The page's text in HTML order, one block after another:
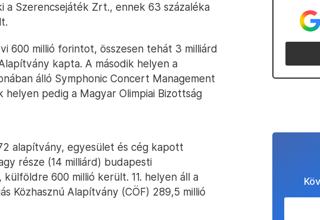
Szerencsejáték Zrt., ennek 63 százaléka
600 millió forintot, összesen tehát 3 milliárd
kapta. A második helyen a
álló Symphonic Concert Management
helyen pedig a Magyar Olimpiai Bizottság
alapítvány, egyesület és cég kapott
része (14 milliárd) budapesti
600 millió került. 11. helyen áll a
Közhasznú Alapítvány (CÖF) 289,5 millió